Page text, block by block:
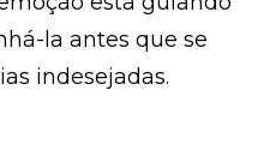
la antes que se
indesejadas.